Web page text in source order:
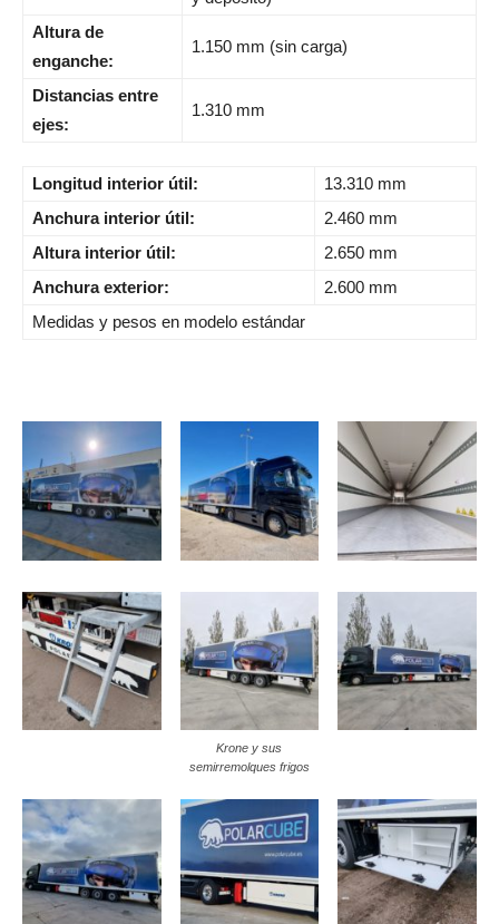
Altura de
enganche:
1.150 mm (sin carga)
Distancias entre
ejes:
1.310 mm
Longitud interior útil:
13.310 mm
Anchura interior útil:
2.460 mm
Altura interior útil:
2.650 mm
Anchura exterior:
2.600 mm
Medidas y pesos en modelo estándar
Krone y sus
semirremolques frigos